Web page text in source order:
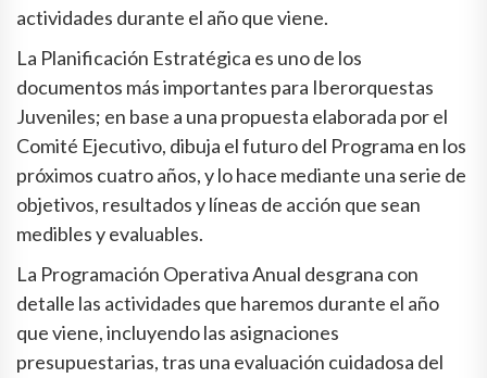
actividades durante el año que viene.
La Planificación Estratégica es uno de los
documentos más importantes para Iberorquestas
Juveniles; en base a una propuesta elaborada por el
Comité Ejecutivo, dibuja el futuro del Programa en los
próximos cuatro años, y lo hace mediante una serie de
objetivos, resultados y líneas de acción que sean
medibles y evaluables.
La Programación Operativa Anual desgrana con
detalle las actividades que haremos durante el año
que viene, incluyendo las asignaciones
presupuestarias, tras una evaluación cuidadosa del